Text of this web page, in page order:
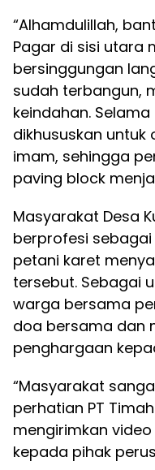
“Alhamdulillah,
Pagar di sisi utara
bersinggungan
sudah terbangun,
keindahan.
dikhususkan
imam, sehingga
paving block
Masyarakat Desa
berprofesi sebagai
petani karet
tersebut. Sebagai
warga bersama
doa bersama dan
penghargaan
“Masyarakat
perhatian PT
mengirimkan
kepada pihak